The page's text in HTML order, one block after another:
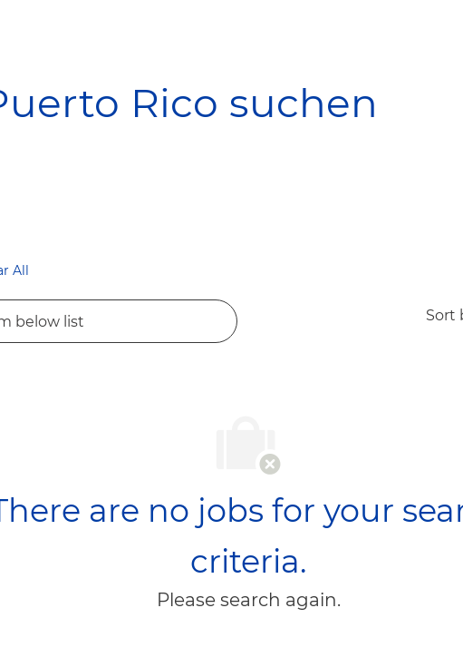
Rico suchen
All
updated
list Sort
are no jobs for your
criteria.
Please search again.